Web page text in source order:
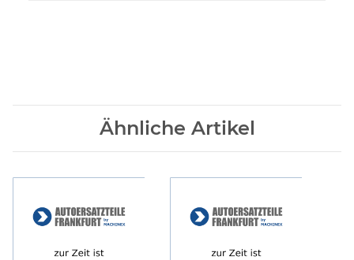
Ähnliche Artikel